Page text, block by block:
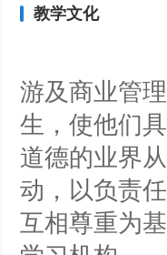
教学文化
愿景:
游及商业管
生，使他们
道德的业界
动，以负责
互相尊重为